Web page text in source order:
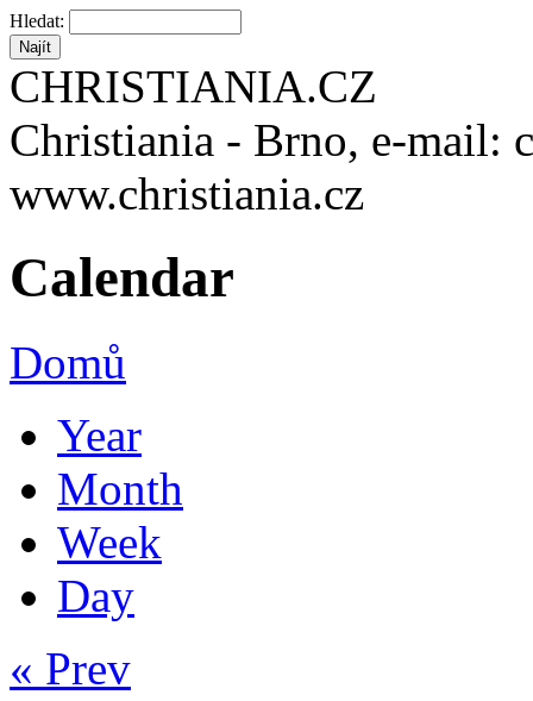
Hledat:
CHRISTIANIA.CZ
Christiania - Brno, e-mail:
www.christiania.cz
Calendar
Domů
Year
Month
Week
Day
« Prev